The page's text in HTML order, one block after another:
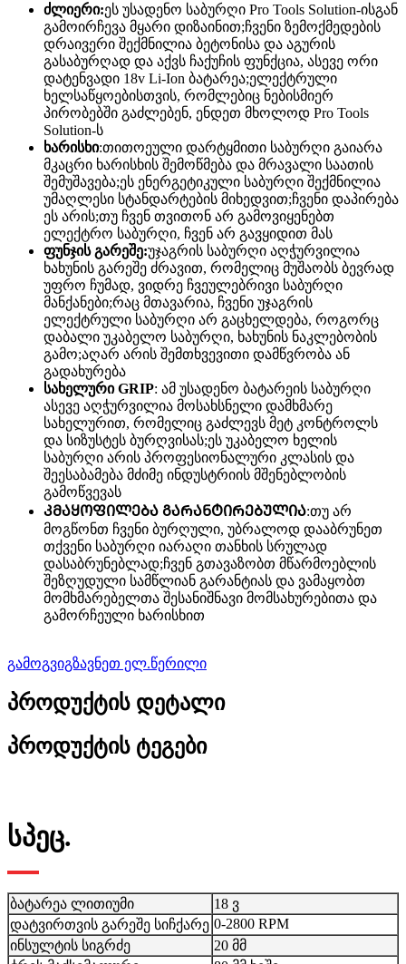
ძლიერი:ეს უსადენო საბურღი Pro Tools Solution-ისგან
გამოირჩევა მყარი დიზაინით;ჩვენი ზემოქმედების
დრაივერი შექმნილია ბეტონისა და აგურის
გასაბურღად და აქვს ჩაქუჩის ფუნქცია, ასევე ორი
დატენვადი 18v Li-Ion ბატარეა;ელექტრული
ხელსაწყოებისთვის, რომლებიც ნებისმიერ
პირობებში გაძლებენ, ენდეთ მხოლოდ Pro Tools
Solution-ს
ხარისხი:თითოეული დარტყმითი საბურღი გაიარა
მკაცრი ხარისხის შემოწმება და მრავალი საათის
შემუშავება;ეს ენერგეტიკული საბურღი შექმნილია
უმაღლესი სტანდარტების მიხედვით;ჩვენი დაპირება
ეს არის;თუ ჩვენ თვითონ არ გამოვიყენებთ
ელექტრო საბურღი, ჩვენ არ გავყიდით მას
ფუნჯის გარეშე:უჯაგრის საბურღი აღჭურვილია
ხახუნის გარეშე ძრავით, რომელიც მუშაობს ბევრად
უფრო ჩუმად, ვიდრე ჩვეულებრივი საბურღი
მანქანები;რაც მთავარია, ჩვენი უჯაგრის
ელექტრული საბურღი არ გაცხელდება, როგორც
დაბალი უკაბელო საბურღი, ხახუნის ნაკლებობის
გამო;აღარ არის შემთხვევითი დამწვრობა ან
გადახურება
სახელური GRIP: ამ უსადენო ბატარეის საბურღი
ასევე აღჭურვილია მოსახსნელი დამხმარე
სახელურით, რომელიც გაძლევს მეტ კონტროლს
და სიზუსტეს ბურღვისას;ეს უკაბელო ხელის
საბურღი არის პროფესიონალური კლასის და
შეესაბამება მძიმე ინდუსტრიის მშენებლობის
გამოწვევას
ᲙᲛᲐᲧᲝᲤᲘᲚᲔᲑᲐ ᲒᲐᲠᲐᲜᲢᲘᲠᲔᲑᲣᲚᲘᲐ:თუ არ
მოგწონთ ჩვენი ბურღული, უბრალოდ დააბრუნეთ
თქვენი საბურღი იარაღი თანხის სრულად
დასაბრუნებლად;ჩვენ გთავაზობთ მწარმოებლის
შეზღუდული სამწლიან გარანტიას და ვამაყობთ
მომხმარებელთა შესანიშნავი მომსახურებითა და
გამორჩეული ხარისხით
გამოგვიგზავნეთ ელ.წერილი
პროდუქტის დეტალი
პროდუქტის ტეგები
სპეც.
ბატარეა ლითიუმი
18 ვ
დატვირთვის გარეშე სიჩქარე 0-2800 RPM
ინსულტის სიგრძე
20 მმ